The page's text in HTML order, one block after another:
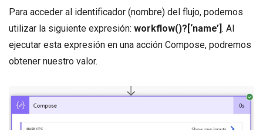
Para acceder al identificador (nombre) del flujo, podemos
utilizar la siguiente expresión: workflow()?[‘name’] . Al
ejecutar esta expresión en una acción Compose, podremos
obtener nuestro valor.